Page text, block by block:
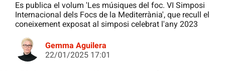
Es publica el volum 'Les músiques del foc. VI Simposi
Internacional dels Focs de la Mediterrània', que recull el
coneixement exposat al simposi celebrat l'any 2023
Gemma Aguilera
22/01/2025 17:01